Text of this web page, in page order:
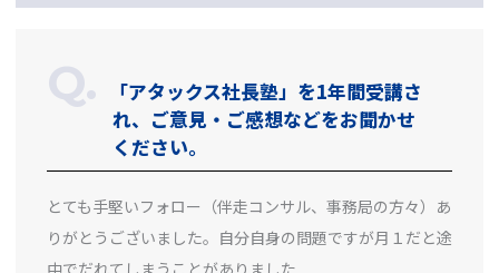
「アタックス社長塾」を1年間受講さ
れ、ご意見・ご感想などをお聞かせ
ください。
とても手堅いフォロー（伴走コンサル、事務局の方々）あ
りがとうございました。自分自身の問題ですが月１だと途